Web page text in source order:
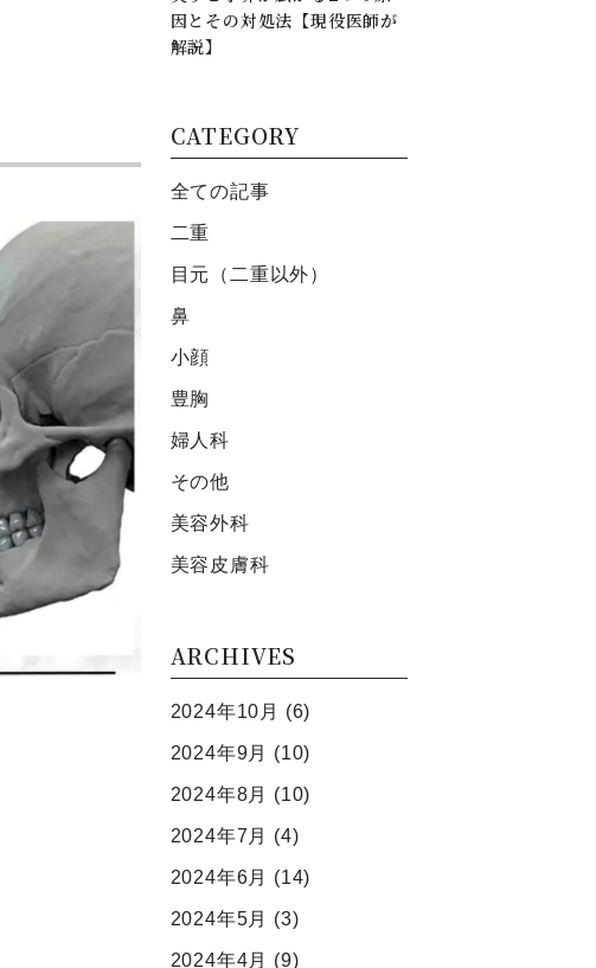
因とその対処法【現役医師が
解説】
CATEGORY
全ての記事
二重
目元（二重以外）
鼻
小顔
豊胸
婦人科
その他
美容外科
美容⽪膚科
ARCHIVES
2024年10月 (6)
2024年9月 (10)
2024年8月 (10)
2024年7月 (4)
2024年6月 (14)
2024年5月 (3)
2024年4月 (9)